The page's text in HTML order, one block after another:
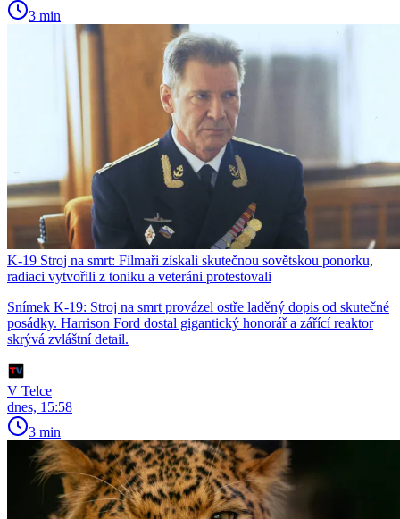
3 min
K-19 Stroj na smrt: Filmaři získali skutečnou sovětskou ponorku,
radiaci vytvořili z toniku a veteráni protestovali
Snímek K-19: Stroj na smrt provázel ostře laděný dopis od skutečné
posádky. Harrison Ford dostal gigantický honorář a zářící reaktor
skrývá zvláštní detail.
V Telce
dnes, 15:58
3 min